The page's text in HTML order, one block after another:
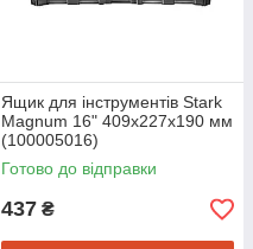
Ящик для інструментів Stark
Magnum 16" 409x227x190 мм
(100005016)
Готово до відправки
437 ₴